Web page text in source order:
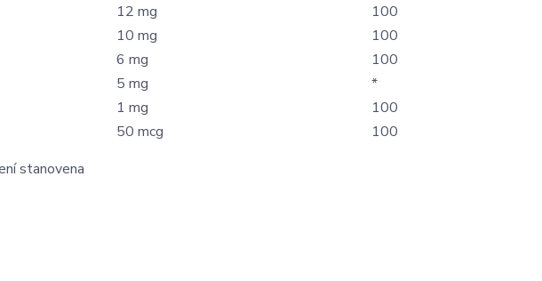
12 mg
100
10 mg
100
6 mg
100
5 mg
*
1 mg
100
50 mcg
100
stanovena